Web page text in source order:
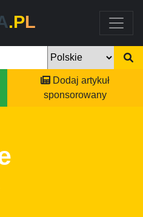
.PL
Dodaj artykuł
sponsorowany